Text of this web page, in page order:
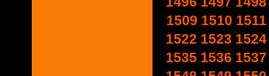
1509 1510 1511
1522 1523 1524
1535 1536 1537